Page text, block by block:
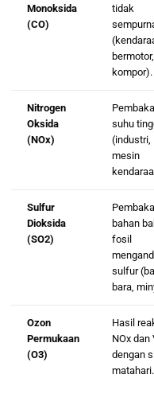
Monoksida
(CO)
tidak
bermotor,
kompor).
Nitrogen
Oksida
(NOx)
suhu
(industri,
mesin
Sulfur
Dioksida
(SO2)
bahan
fosil
sulfur
bara,
Ozon
Permukaan
(O3)
Hasil
NOx dan
dengan
matahari.